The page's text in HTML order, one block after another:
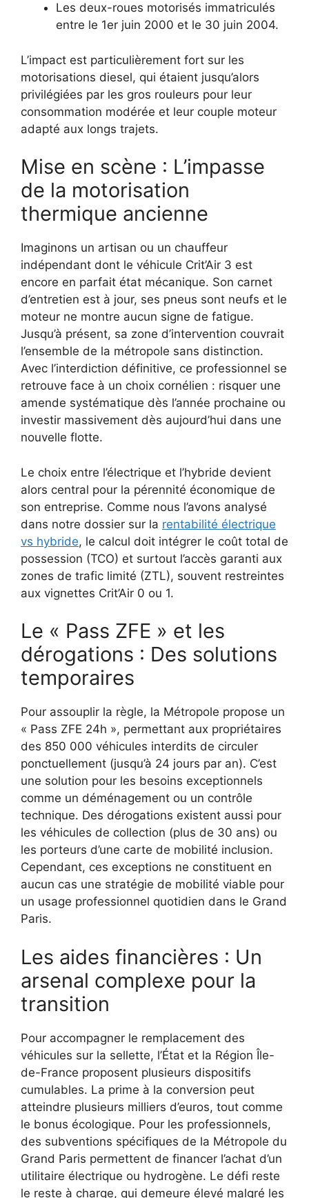
Les deux-roues motorisés immatriculés
entre le 1er juin 2000 et le 30 juin 2004.
L’impact est particulièrement fort sur les
motorisations diesel, qui étaient jusqu’alors
privilégiées par les gros rouleurs pour leur
consommation modérée et leur couple moteur
adapté aux longs trajets.
Mise en scène : L’impasse
de la motorisation
thermique ancienne
Imaginons un artisan ou un chauffeur
indépendant dont le véhicule Crit’Air 3 est
encore en parfait état mécanique. Son carnet
d’entretien est à jour, ses pneus sont neufs et le
moteur ne montre aucun signe de fatigue.
Jusqu’à présent, sa zone d’intervention couvrait
l’ensemble de la métropole sans distinction.
Avec l’interdiction définitive, ce professionnel se
retrouve face à un choix cornélien : risquer une
amende systématique dès l’année prochaine ou
investir massivement dès aujourd’hui dans une
nouvelle flotte.
Le choix entre l’électrique et l’hybride devient
alors central pour la pérennité économique de
son entreprise. Comme nous l’avons analysé
dans notre dossier sur la rentabilité électrique
vs hybride, le calcul doit intégrer le coût total de
possession (TCO) et surtout l’accès garanti aux
zones de trafic limité (ZTL), souvent restreintes
aux vignettes Crit’Air 0 ou 1.
Le « Pass ZFE » et les
dérogations : Des solutions
temporaires
Pour assouplir la règle, la Métropole propose un
« Pass ZFE 24h », permettant aux propriétaires
des 850 000 véhicules interdits de circuler
ponctuellement (jusqu’à 24 jours par an). C’est
une solution pour les besoins exceptionnels
comme un déménagement ou un contrôle
technique. Des dérogations existent aussi pour
les véhicules de collection (plus de 30 ans) ou
les porteurs d’une carte de mobilité inclusion.
Cependant, ces exceptions ne constituent en
aucun cas une stratégie de mobilité viable pour
un usage professionnel quotidien dans le Grand
Paris.
Les aides financières : Un
arsenal complexe pour la
transition
Pour accompagner le remplacement des
véhicules sur la sellette, l’État et la Région Île-
de-France proposent plusieurs dispositifs
cumulables. La prime à la conversion peut
atteindre plusieurs milliers d’euros, tout comme
le bonus écologique. Pour les professionnels,
des subventions spécifiques de la Métropole du
Grand Paris permettent de financer l’achat d’un
utilitaire électrique ou hydrogène. Le défi reste
le reste à charge, qui demeure élevé malgré les